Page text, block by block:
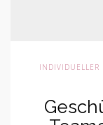
INDIVIDUELLER